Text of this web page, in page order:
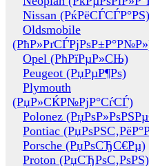
Nissan (РќРёСЃСЃР°РЅ)
Oldsmobile
Opel (РћРїРµР»СЊ)
Peugeot (РџРµР¶Рѕ)
Plymouth
(РџР»СЌР№РјР°СѓСЃ)
Polonez
Pontiac
Porsche (РџРѕСЂС€Рµ)
Proton (РџСЂРѕС‚РѕРЅ)